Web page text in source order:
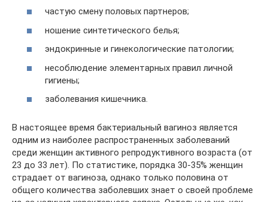
частую смену половых партнеров;
ношение синтетического белья;
эндокринные и гинекологические патологии;
несоблюдение элементарных правил личной
гигиены;
заболевания кишечника.
В настоящее время бактериальный вагиноз является
одним из наиболее распространенных заболеваний
среди женщин активного репродуктивного возраста (от
23 до 33 лет). По статистике, порядка 30-35% женщин
страдает от вагиноза, однако только половина от
общего количества заболевших знает о своей проблеме